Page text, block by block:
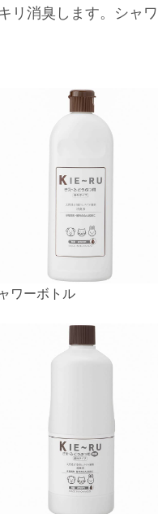
リ消臭します。シャ
ワーボトル